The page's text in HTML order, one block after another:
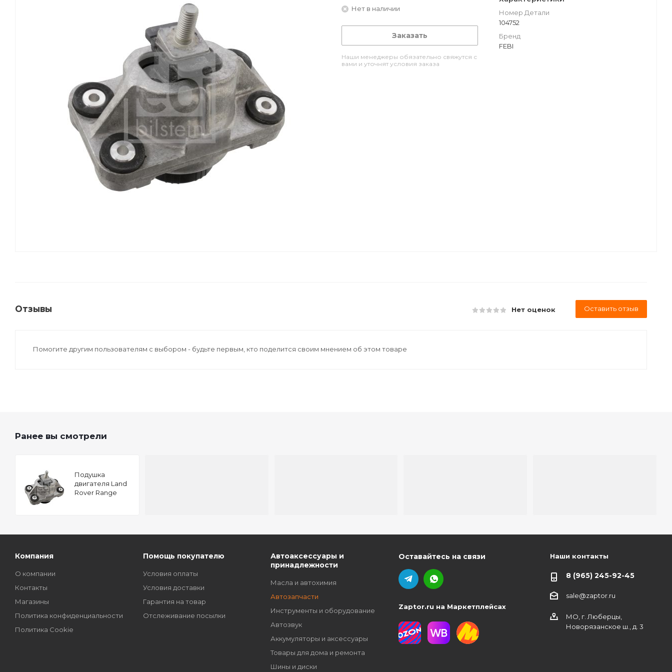
Нет в наличии
Заказать
Наши менеджеры обязательно свяжутся с
вами и уточнят условия заказа
Номер Детали
104752
Бренд
FEBI
Отзывы Нет оценок Оставить отзыв
Помогите другим пользователям с выбором - будьте первым, кто поделится своим мнением об этом товаре
Ранее вы смотрели
Подушкa
двигателя Land
Rover Range
Компания
О компании
Контакты
Магазины
Политика конфиденциальности
Политика Cookie
Помощь покупателю
Условия оплаты
Условия доставки
Гарантия на товар
Отслеживание посылки
Автоаксессуары и
принадлежности
Масла и автохимия
Автозапчасти
Инструменты и оборудование
Автозвук
Аккумуляторы и аксессуары
Товары для дома и ремонта
Шины и диски
Оставайтесь на связи
Zaptor.ru на Маркетплейсах
Наши контакты
8 (965) 245-92-45
sale@zaptor.ru
МО, г. Люберцы,
Новорязанское ш., д. 3